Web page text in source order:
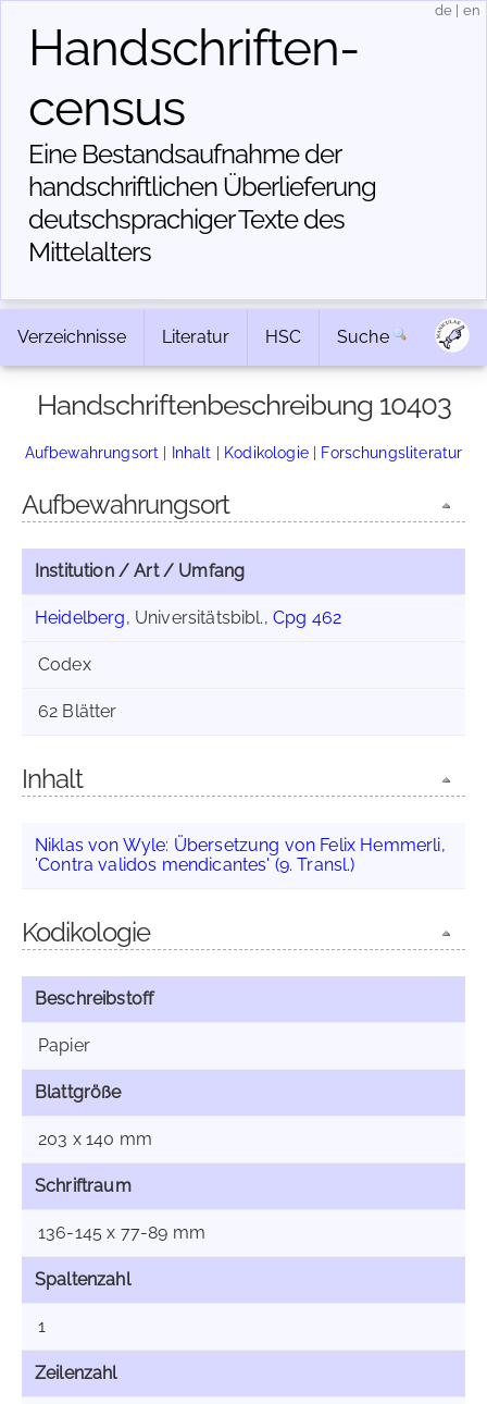
Handschriften­
census
Eine Bestandsaufnahme der
handschriftlichen Über­lieferung
deutschsprachiger Texte des
Mittelalters
de en
Verzeichnisse Literatur HSC Suche
Handschriftenbeschreibung 10403
Aufbewahrungsort | Inhalt | Kodikologie| Forschungsliteratur
Aufbewahrungsort
Institution / Art / Umfang
Heidelberg, Universitätsbibl., Cpg 462
Codex
62 Blätter
Inhalt
Niklas von Wyle: Übersetzung von Felix Hemmerli,
'Contra validos mendicantes' (9. Transl.)
Kodikologie
Beschreibstoff
Papier
Blattgröße
203 x 140 mm
Schriftraum
136-145 x 77-89 mm
Spaltenzahl
1
Zeilenzahl